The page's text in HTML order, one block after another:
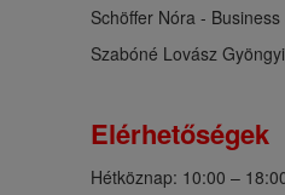
Schöffer Nóra -
Szabóné Lovász
Elérhetőségek
Hétköznap: 10:00 –